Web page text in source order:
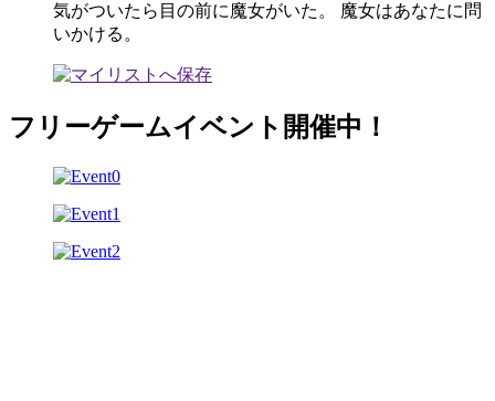
気がついたら目の前に魔女がいた。 魔女はあなたに問
いかける。
フリーゲームイベント開催中！